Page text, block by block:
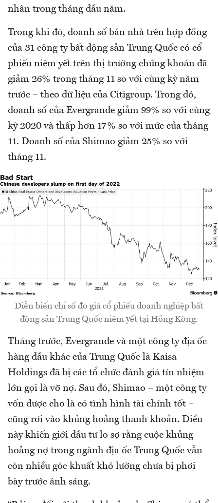
nhân trong tháng đầu năm.
Trong khi đó, doanh số bán nhà trên hợp đồng
của 31 công ty bất động sản Trung Quốc có cổ
phiếu niêm yết trên thị trường chứng khoán đã
giảm 26% trong tháng 11 so với cùng kỳ năm
trước – theo dữ liệu của Citigroup. Trong đó,
doanh số của Evergrande giảm 99% so với cùng
kỳ 2020 và thấp hơn 17% so với mức của tháng
11. Doanh số của Shimao giảm 25% so với
tháng 11.
Diễn biến chỉ số đo giá cổ phiếu doanh nghiệp bất
động sản Trung Quốc niêm yết tại Hồng Kông.
Tháng trước, Evergrande và một công ty địa ốc
hàng đầu khác của Trung Quốc là Kaisa
Holdings đã bị các tổ chức đánh giá tín nhiệm
lớn gọi là vỡ nợ. Sau đó, Shimao – một công ty
vốn được cho là có tình hình tài chính tốt –
cũng rơi vào khủng hoảng thanh khoản. Điều
này khiến giới đầu tư lo sợ rằng cuộc khủng
hoảng nợ trong ngành địa ốc Trung Quốc vẫn
còn nhiều góc khuất khó lường chưa bị phơi
bày trước ánh sáng.